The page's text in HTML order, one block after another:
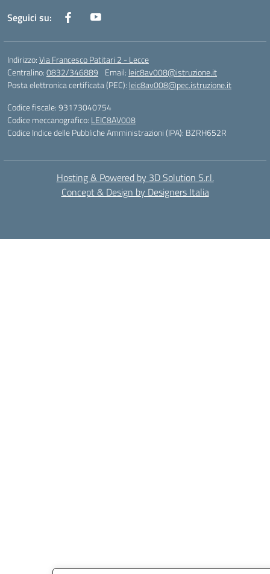
Seguici su:
Indirizzo:Via Francesco Patitari 2 - Lecce
Centralino:0832/346889 Email: leic8av008@istruzione.it
Posta elettronica certificata (PEC): leic8av008@pec.istruzione.it
Codice fiscale: 93173040754
Codice meccanografico: LEIC8AV008
Codice Indice delle Pubbliche Amministrazioni (IPA): BZRH652R
Hosting & Powered by 3D Solution S.r.l.
Concept & Design by Designers Italia